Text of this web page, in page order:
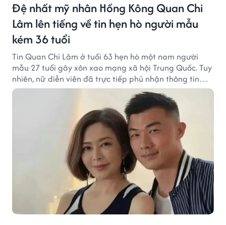
Đệ nhất mỹ nhân Hồng Kông Quan Chi
Lâm lên tiếng về tin hẹn hò người mẫu
kém 36 tuổi
Tin Quan Chi Lâm ở tuổi 63 hẹn hò một nam người
mẫu 27 tuổi gây xôn xao mạng xã hội Trung Quốc. Tuy
nhiên, nữ diễn viên đã trực tiếp phủ nhận thông tin
này.